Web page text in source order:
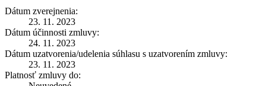
Dátum zverejnenia:
23. 11. 2023
Dátum účinnosti zmluvy:
24. 11. 2023
Dátum uzatvorenia/udelenia súhlasu s uzatvorením zmluvy:
23. 11. 2023
Platnosť zmluvy do: